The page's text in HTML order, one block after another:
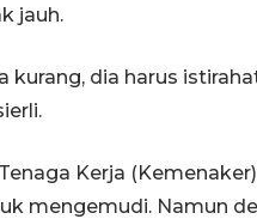
jauh.
dia harus
Kerja
mengemudi. Namun